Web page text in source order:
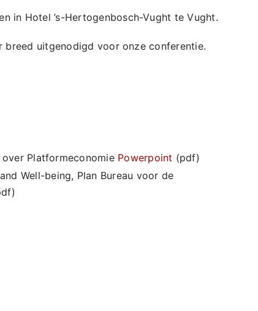
in Hotel ’s-Hertogenbosch-Vught te Vught.
breed uitgenodigd voor onze conferentie.
Platformeconomie Powerpoint (pdf)
Well-being, Plan Bureau voor de